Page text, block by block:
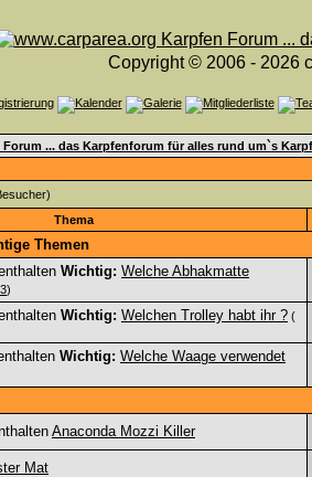
Copyright © 2006 - 2026
... das Karpfenforum für alles rund um`s
Thema
Themen
Wichtig: Welche Abhakmatte
3)
Wichtig: Welchen Trolley habt ihr ? (
Wichtig: Welche Waage verwendet
Anaconda Mozzi Killer
Mat